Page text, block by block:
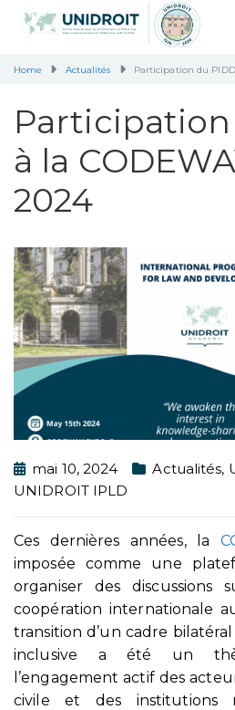
Home Actualités Participation du
à la
2024
mai 10, 2024 Actualités,
UNIDROIT IPLD
Ces dernières années, la
imposée comme une
organiser des discussions
coopération internationale
transition d’un cadre
inclusive a été un
l’engagement actif des
civile et des institutions